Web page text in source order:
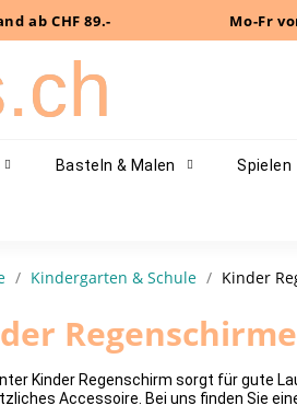
ab CHF 89.- Mo-Fr
Basteln & Malen Spielen
Kindergarten & Schule Kinder
Kinder Regenschirm sorgt für gute
Accessoire. Bei uns finden Sie